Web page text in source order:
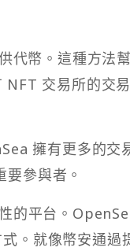
代幣。這種方法
NFT 交易所的交易
擁有更多的交
參與者。
的平台。
。就像幣安通過